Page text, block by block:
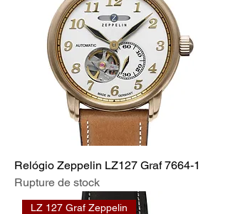
Relógio Zeppelin LZ127 Graf 7664-1
Rupture de stock
LZ 127 Graf Zeppelin